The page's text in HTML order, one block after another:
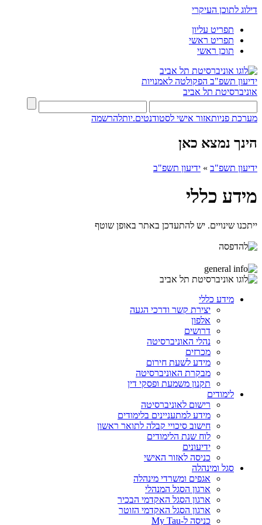
דילוג לתוכן העיקרי
תפריט עליון
תפריט ראשי
תוכן ראשי
ידיעון תשפ"ב הפקולטה לאמנויות
אוניברסיטת תל אביב
מערכת פניותאזור אישי לסטודנטים.יותלהרשמה
הינך נמצא כאן
ידיעון תשפ"ב » ידיעון תשפ"ב
מידע כללי
ייתכנו שינויים. יש להתעדכן באתר באופן שוטף
מידע כללי
יצירת קשר ודרכי הגעה
אלפון
דרושים
נהלי האוניברסיטה
מכרזים
מידע לשעת חירום
מבקרת האוניברסיטה
תקנון משמעת ופסקי דין
לימודים
רישום לאוניברסיטה
מידע למתעניינים בלימודים
חישוב סיכויי קבלה לתואר ראשון
לוח שנת הלימודים
ידיעונים
כניסה לאזור האישי
סגל ומינהלה
אגפים ומשרדי מינהלה
ארגון הסגל המנהלי
ארגון הסגל האקדמי הבכיר
ארגון הסגל האקדמי הזוטר
כניסה ל-My Tau